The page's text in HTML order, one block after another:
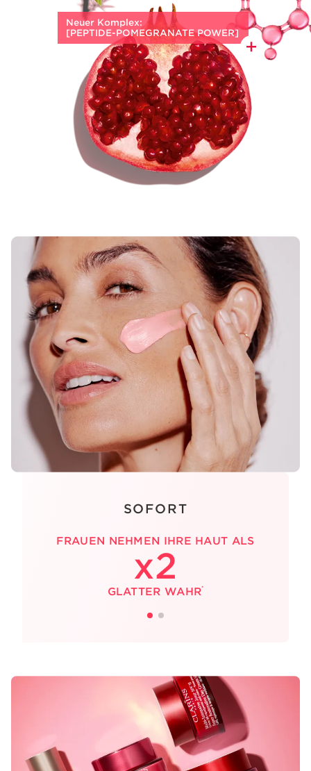
Neuer Komplex:
[PEPTIDE-⁠POMEGRANATE POWER]
Energie boostenderbiologischer
Granatapfel-Extrakttrifft
auf einexklusives Ausstrahlung
förderndes Peptid, die durch hormonelle
Veränderungen bedingten Zeichen
der Hautalterung erscheinen gemildert.
SOFORT
FRAUEN NEHMEN IHRE HAUT ALS
x2
GLATTER WAHR*